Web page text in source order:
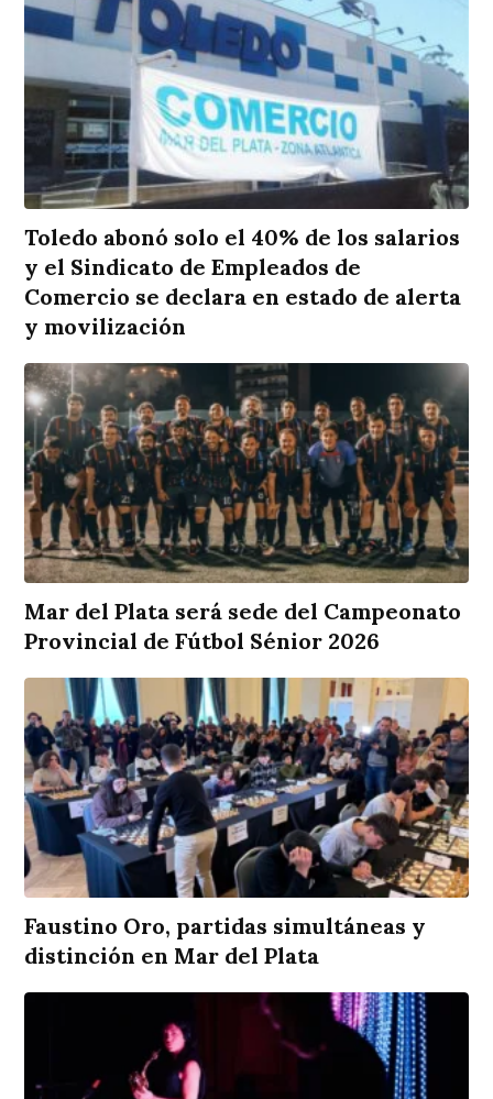
Toledo abonó solo el 40% de los salarios
y el Sindicato de Empleados de
Comercio se declara en estado de alerta
y movilización
Mar del Plata será sede del Campeonato
Provincial de Fútbol Sénior 2026
Faustino Oro, partidas simultáneas y
distinción en Mar del Plata